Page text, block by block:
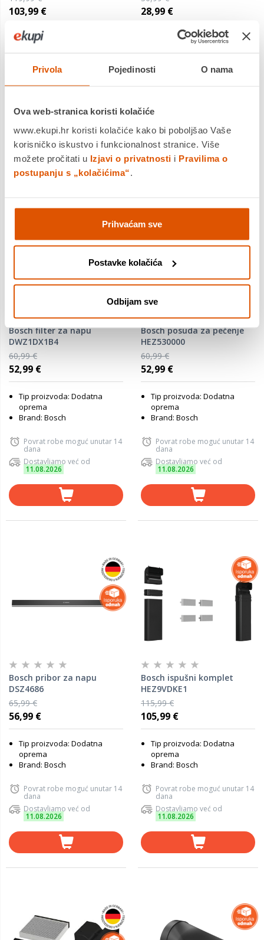
Privola Pojedinosti O nama
Ova web-stranica koristi kolačiće
www.ekupi.hr koristi kolačiće kako bi poboljšao Vaše
korisničko iskustvo i funkcionalnost stranice. Više
možete pročitati u Izjavi o privatnosti i Pravilima o
postupanju s „kolačićima“
Prihvaćam sve
Postavke kolačića
Odbijam sve
103,99 €
Tip proizvoda: Dodatna
Namjenjeno: Sušilice rublja
Dostavljamo već od
28,99 €
Tip proizvoda: Dodatna
Bosch filter za napu
DWZ1DX1B4
60,99 €
52,99 €
Tip proizvoda: Dodatna
oprema
Brand: Bosch
Povrat robe moguć unutar 14
dana
Dostavljamo već od
11.08.2026
Bosch posuda za pečenje
HEZ530000
60,99 €
52,99 €
Tip proizvoda: Dodatna
oprema
Brand: Bosch
Povrat robe moguć unutar 14
dana
Dostavljamo već od
11.08.2026
Bosch pribor za napu
DSZ4686
65,99 €
56,99 €
Tip proizvoda: Dodatna
oprema
Brand: Bosch
Povrat robe moguć unutar 14
dana
Dostavljamo već od
11.08.2026
Bosch ispušni komplet
HEZ9VDKE1
115,99 €
105,99 €
Tip proizvoda: Dodatna
oprema
Brand: Bosch
Povrat robe moguć unutar 14
dana
Dostavljamo već od
11.08.2026